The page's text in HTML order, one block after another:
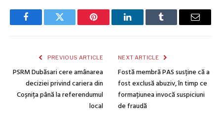
FacebookTwitter Pinterest LinkedInTumblr Email
PREVIOUS ARTICLE
PSRM Dubăsari cere amânarea
deciziei privind cariera din
Coșnița până la referendumul
local
NEXT ARTICLE
Fostă membră PAS susține că a
fost exclusă abuziv, în timp ce
formațiunea invocă suspiciuni
de fraudă